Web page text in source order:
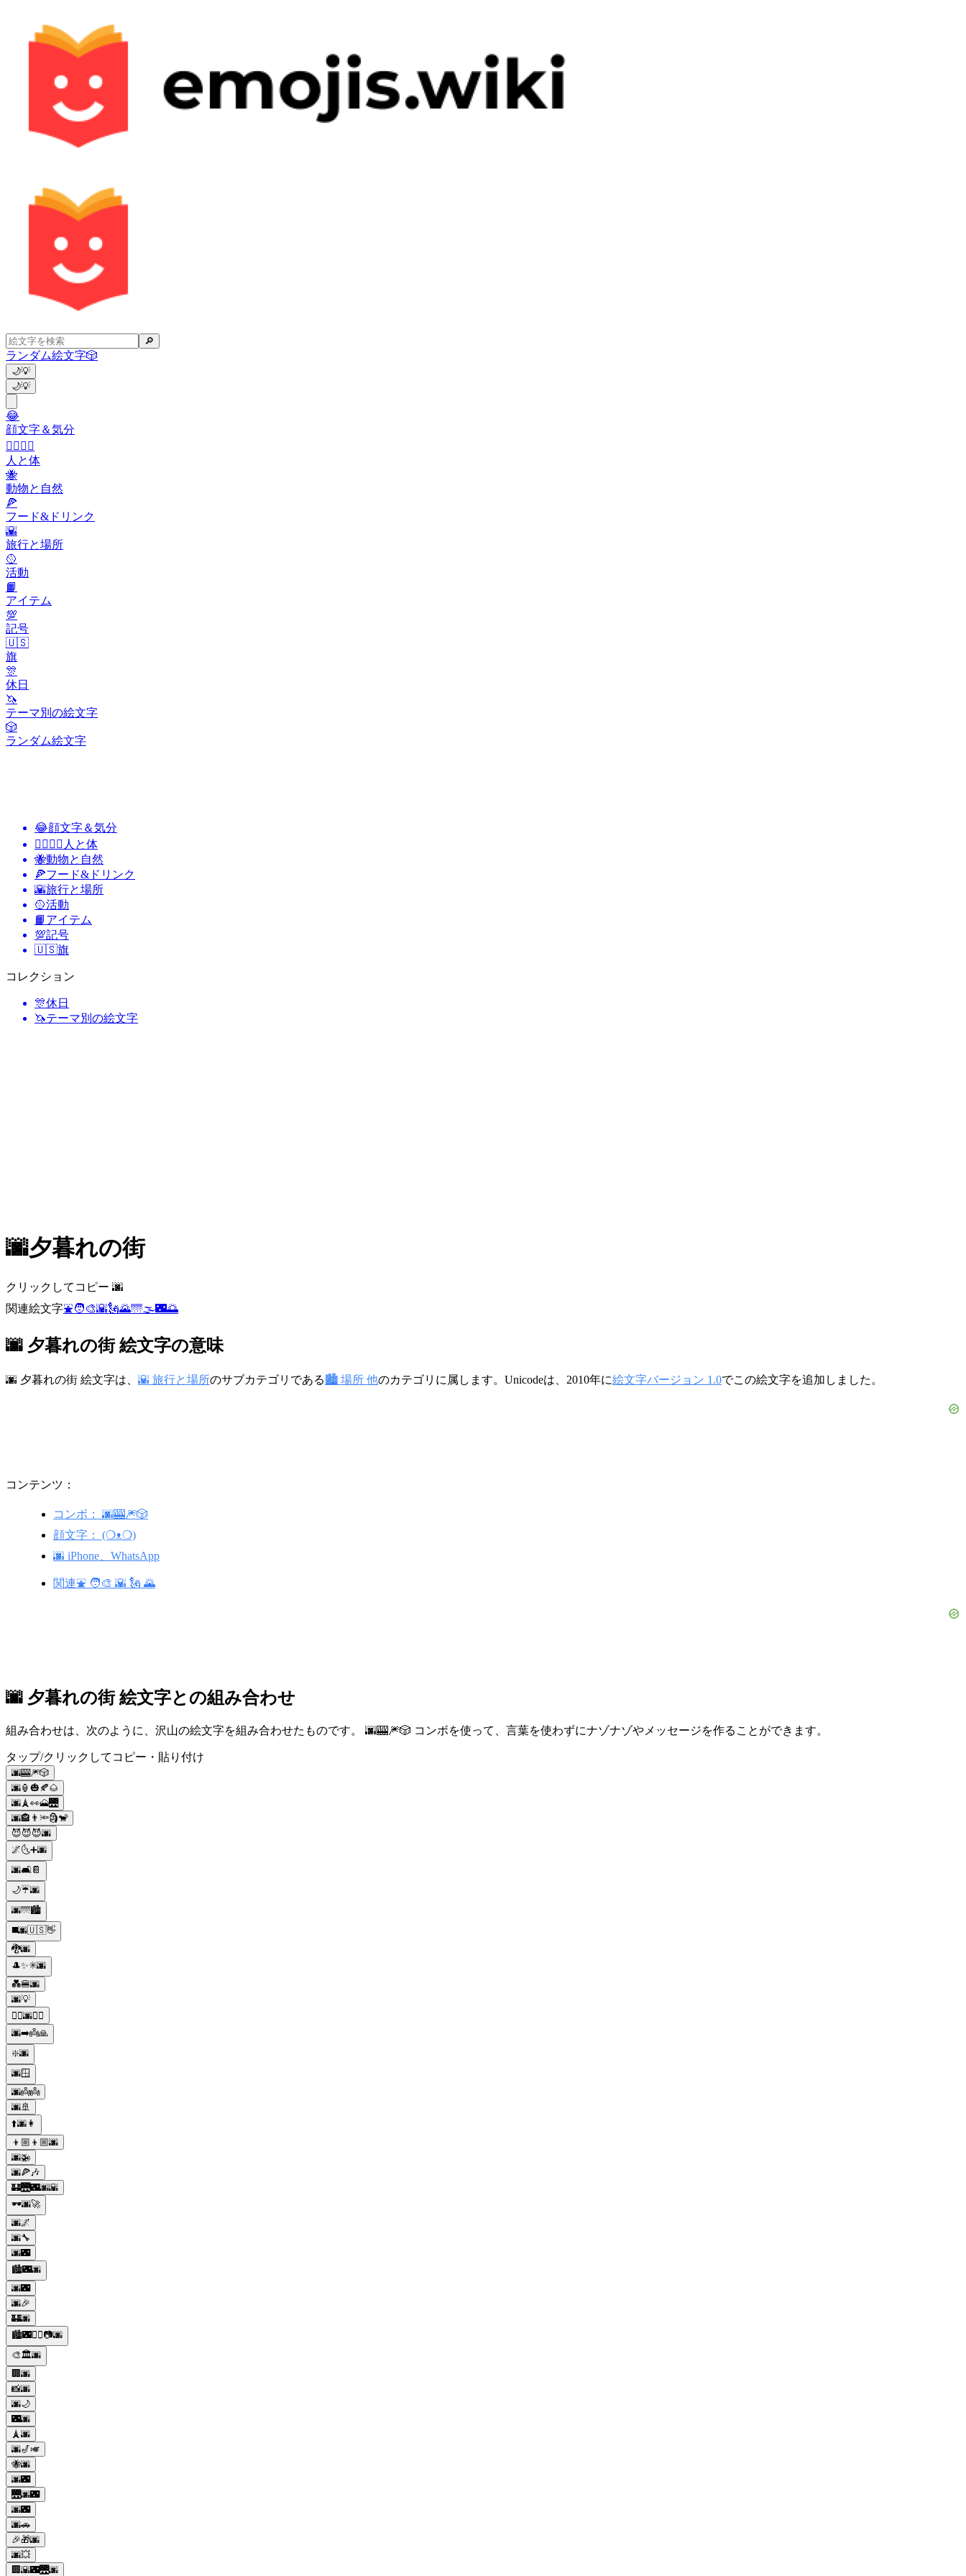
🔎
ランダム絵文字🎲
🌙💡
🌙💡
😂
顔文字＆気分
👩‍❤️‍💋‍👨
人と体
🐝
動物と自然
🍕
フード&ドリンク
🌇
旅行と場所
🥎
活動
📙
アイテム
💯
記号
🇺🇸
旗
🎊
休日
🦄
テーマ別の絵文字
🎲
ランダム絵文字
😂顔文字＆気分
👩‍❤️‍💋‍👨 人と体
🐝動物と自然
🍕フード&ドリンク
🌇旅行と場所
🥎活動
📙 アイテム
💯記号
🇺🇸旗
コレクション
🎊休日
🦄テーマ別の絵文字
🌆夕暮れの街
クリックしてコピー 🌆
関連絵文字⛲🧑‍🎨🌇🗽🌄🌁🌫️🌃🌅
🌆 夕暮れの街 絵文字の意味
🌆 夕暮れの街 絵文字は、 🌇 旅行と場所のサブカテゴリである🏙️ 場所 他のカテゴリに属します。Unicodeは、2010年に絵文字バージョン 1.0でこの絵文字を追加しました。
コンテンツ：
コンボ： 🌆🎰🎆🎲
顔文字： (❍ᴥ❍)
🌆 iPhone、WhatsApp
関連⛲ 🧑‍🎨 🌇 🗽 🌄
🌆 夕暮れの街 絵文字との組み合わせ
組み合わせは、次のように、沢山の絵文字を組み合わせたものです。 🌆🎰🎆🎲 コンボを使って、言葉を使わずにナゾナゾやメッセージを作ることができます。
タップ/クリックしてコピー・貼り付け
🌆🎰🎆🎲
🌆🏮🎃🍂🌰
🌆🗼👀🗻🌉
🌆🏤👨🔦🗿🐒
😈😈😈🌆
🌌🌜➕🌆
🌆🛋️📔
🌙☔🌆
🌆🌁🏙
◼️🌆🇺🇸👋
🐉🌆
🎩✨✳️🌆
💑🍔🌆
🌆💡
🚴‍♀️🌆🚴‍♂️
🌆➡️👼🙏
❇️🌆
🌆🪟
🌆👼👼
🌆🚢
⬆️🌆👩
👦🏼👦🏼🌆
🌆🚁
🌆🍕🎶
🏰🌉🌃🌆🌇
🕶️🌆🚀
🌆🌌
🌆🔧
🌆🌃
🏙️🌃🌆
🌆🌃
🌆🎉
🏰🌆
🏙️🌃🚶‍♀️📷🌆
🎨🏛️🌆
🏢🌆
📸🌆
🌆🌙
🌃🌆
🗼🌆
🌆🎷🎺
🐝🌆
🌆🌃
🌉🌆🌃
🌆🌃
🌆🚗
🎉🎁🌆
🌆💥
🏢🌇🌃🌉🌆